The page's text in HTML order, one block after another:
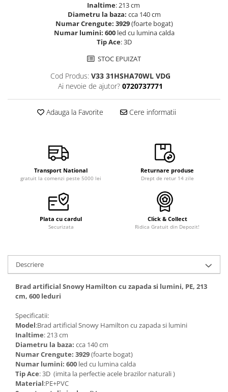
Inaltime: 213 cm
Diametru la baza: cca 140 cm
Numar Crengute: 3929(foarte bogat)
Numar lumini: 600led cu lumina calda
Tip Ace: 3D
STOC EPUIZAT
Cod Produs: V33 31HSHA70WL VDG
Ai nevoie de ajutor? 0720737771
Adauga la Favorite Cere informatii
Transport National
gratuit la comenzi peste 5000 lei
Returnare produse
Drept de retur 14 zile
Plata cu cardul
Securizata
Click & Collect
Ridica Gratuit din Depozit!
Descriere
Brad artificial Snowy Hamilton cu zapada si lumini, PE, 213
cm, 600 leduri
Specificatii:
Model:Brad artificial Snowy Hamilton cu zapada si lumini
Inaltime: 213 cm
Diametru la baza: cca 140 cm
Numar Crengute: 3929(foarte bogat)
Numar lumini: 600 led cu lumina calda
Tip Ace: 3D (imita la perfectie acele brazilor naturali )
Material:PE+PVC